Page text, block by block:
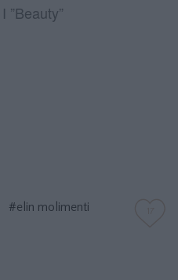
I ”Beauty”
#elin molimenti